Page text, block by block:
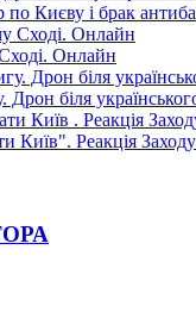
Києву і брак
Онлайн
біля
Київ". Реакція